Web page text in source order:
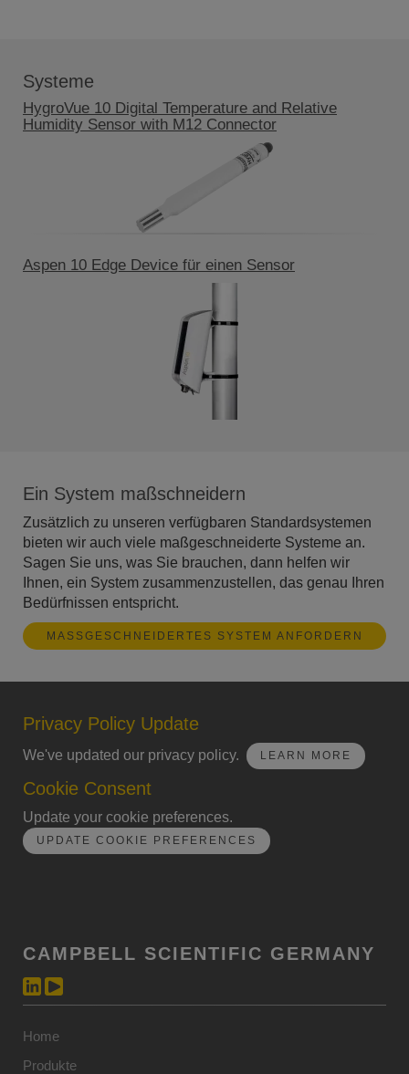
Systeme
HygroVue 10 Digital Temperature and Relative
Humidity Sensor with M12 Connector
Aspen 10 Edge Device für einen Sensor
Ein System maßschneidern
Zusätzlich zu unseren verfügbaren Standardsystemen
bieten wir auch viele maßgeschneiderte Systeme an.
Sagen Sie uns, was Sie brauchen, dann helfen wir
Ihnen, ein System zusammenzustellen, das genau Ihren
Bedürfnissen entspricht.
MASSGESCHNEIDERTES SYSTEM ANFORDERN
Privacy Policy Update
We've updated our privacy policy. LEARN MORE
Cookie Consent
Update your cookie preferences.
UPDATE COOKIE PREFERENCES
CAMPBELL SCIENTIFIC GERMANY
Home
Produkte